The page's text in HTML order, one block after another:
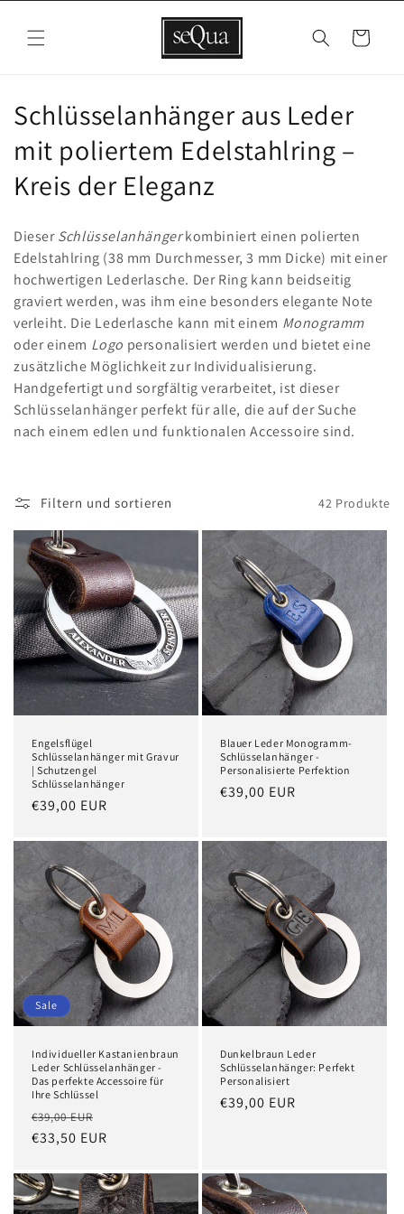
Direkt
Inhalt
Warenkorb
K
a
t
g
o
r
i
e
:
Schlüsselanhänger aus Leder
mit poliertem Edelstahlring –
Kreis der Eleganz
DieserSchlüsselanhängerkombiniert einen polierten
Edelstahlring (38 mm Durchmesser, 3 mm Dicke) mit einer
hochwertigen Lederlasche. Der Ring kann beidseitig
graviert werden, was ihm eine besonders elegante Note
verleiht. Die Lederlasche kann mit einem Monogramm
oder einem Logo personalisiert werden und bietet eine
zusätzliche Möglichkeit zur Individualisierung.
Handgefertigt und sorgfältig verarbeitet, ist dieser
Schlüsselanhänger perfekt für alle, die auf der Suche
nach einem edlen und funktionalen Accessoire sind.
Filtern und sortieren 42 Produkte
Engelsflügel
Schlüsselanhänger mit Gravur
| Schutzengel
Schlüsselanhänger
Normaler
€39,00 EUR
Blauer Leder Monogramm-
Schlüsselanhänger -
Personalisierte Perfektion
Normaler
€39,00 EUR
Sale
Individueller Kastanienbraun
Leder Schlüsselanhänger -
Das perfekte Accessoire für
Ihre Schlüssel
Normaler
Preis
€39,00 EUR
€33,50 EUR
Dunkelbraun Leder
Schlüsselanhänger: Perfekt
Personalisiert
Normaler
€39,00 EUR